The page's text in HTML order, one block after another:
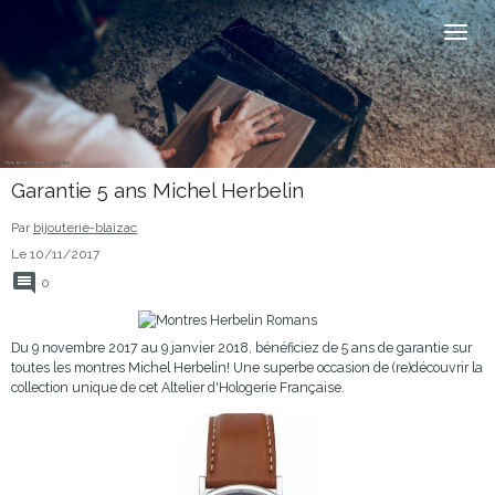
Garantie 5 ans Michel Herbelin
Par bijouterie-blaizac
Le 10/11/2017
0
Du 9 novembre 2017 au 9 janvier 2018, bénéficiez de 5 ans de garantie sur
toutes les montres Michel Herbelin! Une superbe occasion de (re)découvrir la
collection unique de cet Altelier d'Hologerie Française.